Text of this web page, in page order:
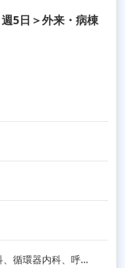
5日＞外来・病棟
消化器外科、一般内科、消化器内科、循環器内科、呼吸器内科、血液内科、脳神経内科、内分泌内科、老人内科、一般外科、その他